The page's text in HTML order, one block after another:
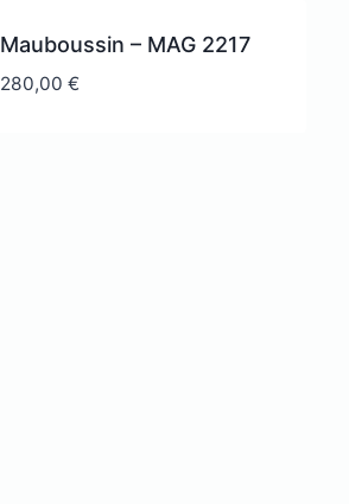
Mauboussin – MAG 2217
280,00 €